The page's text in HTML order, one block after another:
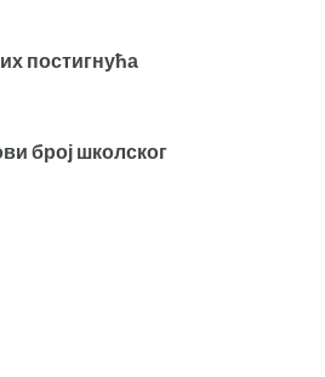
постигнућа
број школског